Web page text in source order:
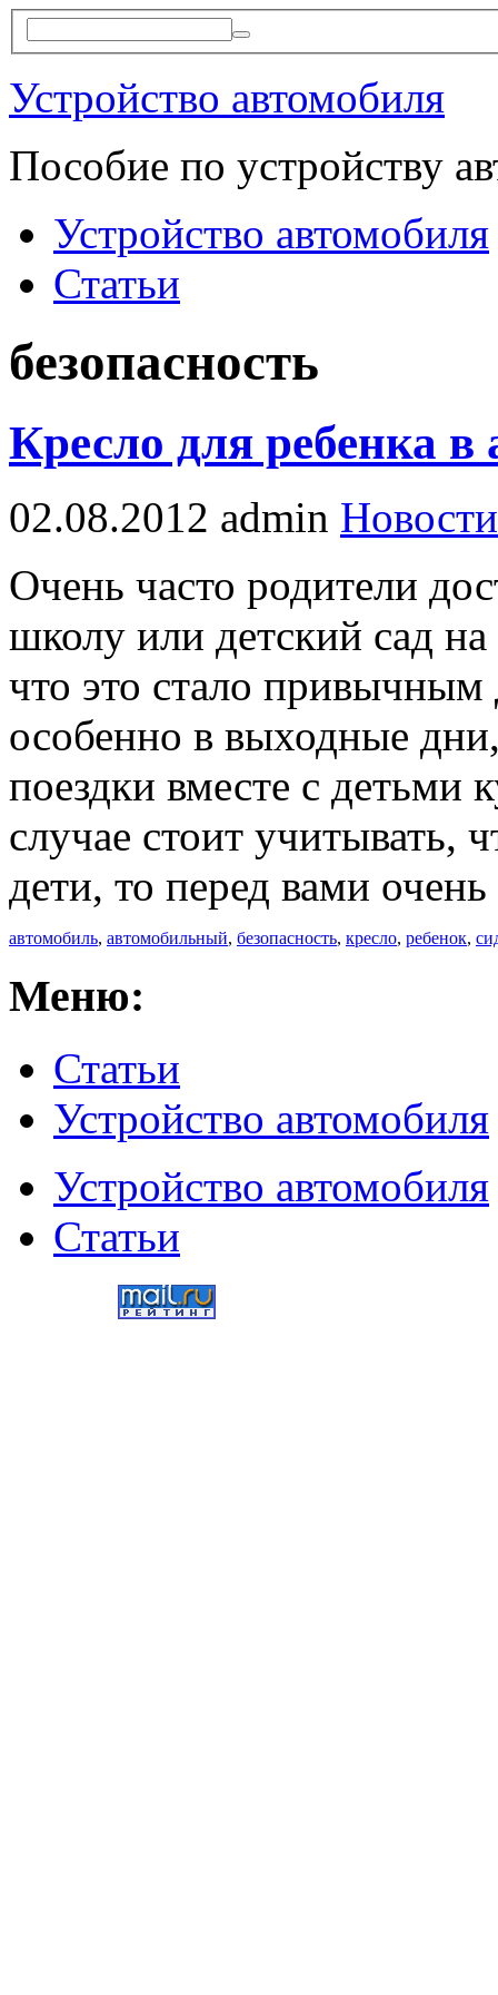
Устройство автомобиля
Пособие по устройству
Устройство автомобиля
Статьи
безопасность
Кресло для ребенка в
02.08.2012 admin Новости
Очень часто родители
школу или детский сад
что это стало
особенно в выходные
поездки вместе с детьми
случае стоит учитывать,
дети, то перед вами
автомобиль, автомобильный, безопасность, кресло, ребенок,
Меню:
Статьи
Устройство автомобиля
Устройство автомобиля
Статьи